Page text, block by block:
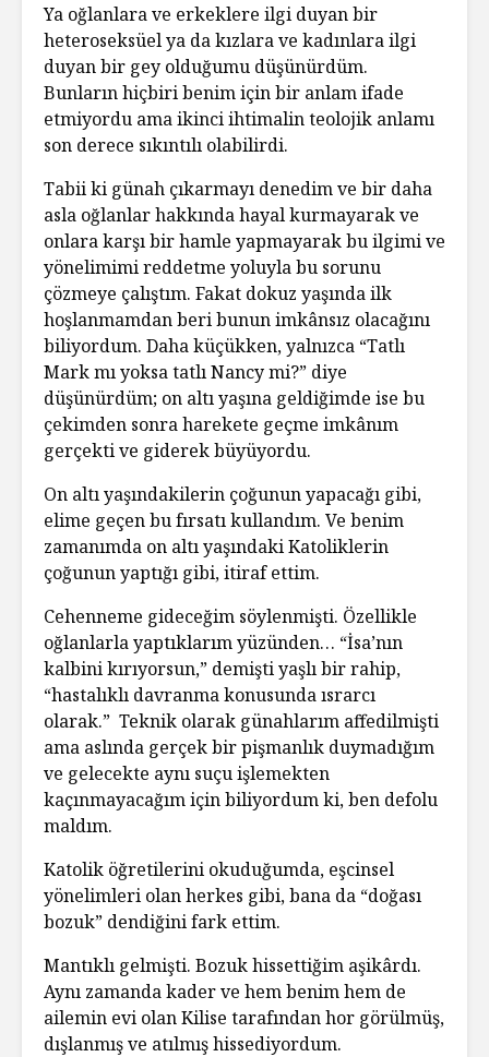
Ya oğlanlara ve erkeklere ilgi duyan bir
heteroseksüel ya da kızlara ve kadınlara ilgi
duyan bir gey olduğumu düşünürdüm.
Bunların hiçbiri benim için bir anlam ifade
etmiyordu ama ikinci ihtimalin teolojik anlamı
son derece sıkıntılı olabilirdi.
Tabii ki günah çıkarmayı denedim ve bir daha
asla oğlanlar hakkında hayal kurmayarak ve
onlara karşı bir hamle yapmayarak bu ilgimi ve
yönelimimi reddetme yoluyla bu sorunu
çözmeye çalıştım. Fakat dokuz yaşında ilk
hoşlanmamdan beri bunun imkânsız olacağını
biliyordum. Daha küçükken, yalnızca “Tatlı
Mark mı yoksa tatlı Nancy mi?” diye
düşünürdüm; on altı yaşına geldiğimde ise bu
çekimden sonra harekete geçme imkânım
gerçekti ve giderek büyüyordu.
On altı yaşındakilerin çoğunun yapacağı gibi,
elime geçen bu fırsatı kullandım. Ve benim
zamanımda on altı yaşındaki Katoliklerin
çoğunun yaptığı gibi, itiraf ettim.
Cehenneme gideceğim söylenmişti. Özellikle
oğlanlarla yaptıklarım yüzünden… “İsa’nın
kalbini kırıyorsun,” demişti yaşlı bir rahip,
“hastalıklı davranma konusunda ısrarcı
olarak.” Teknik olarak günahlarım affedilmişti
ama aslında gerçek bir pişmanlık duymadığım
ve gelecekte aynı suçu işlemekten
kaçınmayacağım için biliyordum ki, ben defolu
maldım.
Katolik öğretilerini okuduğumda, eşcinsel
yönelimleri olan herkes gibi, bana da “doğası
bozuk” dendiğini fark ettim.
Mantıklı gelmişti. Bozuk hissettiğim aşikârdı.
Aynı zamanda kader ve hem benim hem de
ailemin evi olan Kilise tarafından hor görülmüş,
dışlanmış ve atılmış hissediyordum.